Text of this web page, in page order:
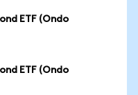
ETF (Ondo
ETF (Ondo